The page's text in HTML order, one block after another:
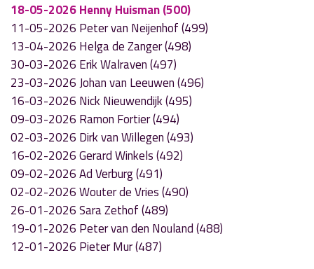
18-05-2026 Henny Huisman (500)
11-05-2026 Peter van Neijenhof (499)
13-04-2026 Helga de Zanger (498)
30-03-2026 Erik Walraven (497)
23-03-2026 Johan van Leeuwen (496)
16-03-2026 Nick Nieuwendijk (495)
09-03-2026 Ramon Fortier (494)
02-03-2026 Dirk van Willegen (493)
16-02-2026 Gerard Winkels (492)
09-02-2026 Ad Verburg (491)
02-02-2026 Wouter de Vries (490)
26-01-2026 Sara Zethof (489)
19-01-2026 Peter van den Nouland (488)
12-01-2026 Pieter Mur (487)